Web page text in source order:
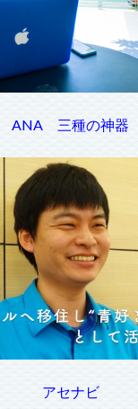
ANA 三種の神器
アセナビ